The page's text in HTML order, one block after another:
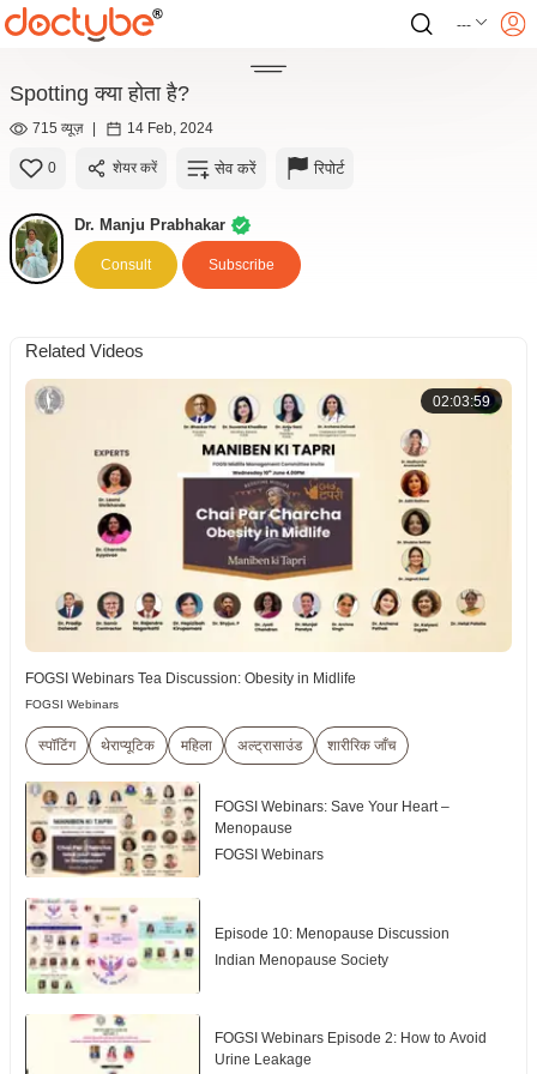
---
Spotting क्या होता है?
715 व्यूज़ | 14 Feb, 2024
0 शेयर करें सेव करें रिपोर्ट
Dr. Manju Prabhakar
Consult Subscribe
Related Videos
02:03:59
FOGSI Webinars Tea Discussion: Obesity in Midlife
FOGSI Webinars
स्पॉटिंग थेराप्यूटिक महिला अल्ट्रासाउंड शारीरिक जाँच
FOGSI Webinars: Save Your Heart –
Menopause
FOGSI Webinars
Episode 10: Menopause Discussion
Indian Menopause Society
FOGSI Webinars Episode 2: How to Avoid
Urine Leakage